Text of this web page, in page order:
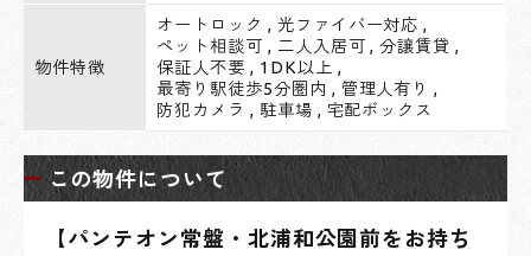
物件特徴
オートロック , 光ファイバー対応 ,
ペット相談可 , 二人入居可 ,分譲賃貸 ,
保証人不要 , 1DK以上 ,
最寄り駅徒歩5分圏内 , 管理人有り ,
防犯カメラ , 駐車場 , 宅配ボックス
この物件について
【パンテオン常盤・北浦和公園前をお持ち